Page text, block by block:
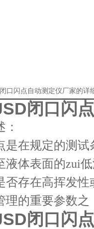
口闪点自动测定仪厂家的详
闭口闪
：
是在规定的测
液体表面的zui
否存在高挥发
理的重要参数之
闭口闪